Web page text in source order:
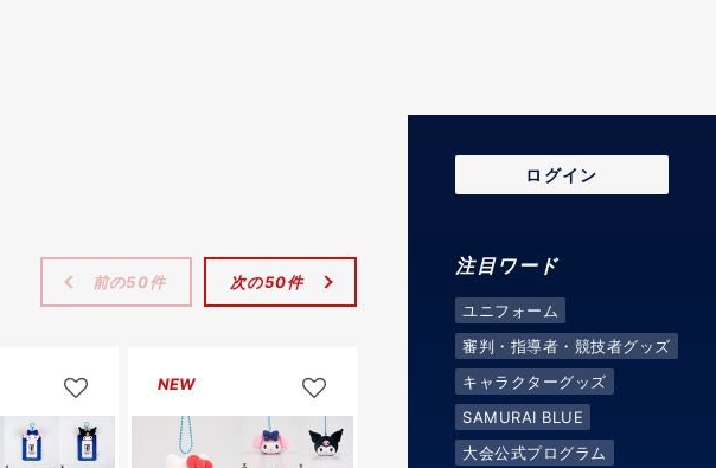
前の50件 次の50件
NEW
ログイン
注目ワード
ユニフォーム
審判・指導者・競技者グッズ
キャラクターグッズ
SAMURAI BLUE
大会公式プログラム